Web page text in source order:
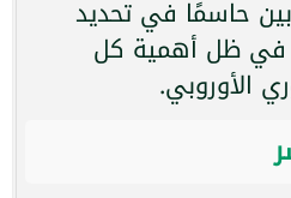
حاسمًا في تحديد
في ظل أهمية كل
الأوروبي.